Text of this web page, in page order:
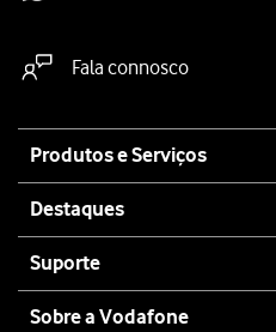
Fala connosco
map
Produtos e Serviços
Destaques
Suporte
Sobre a Vodafone